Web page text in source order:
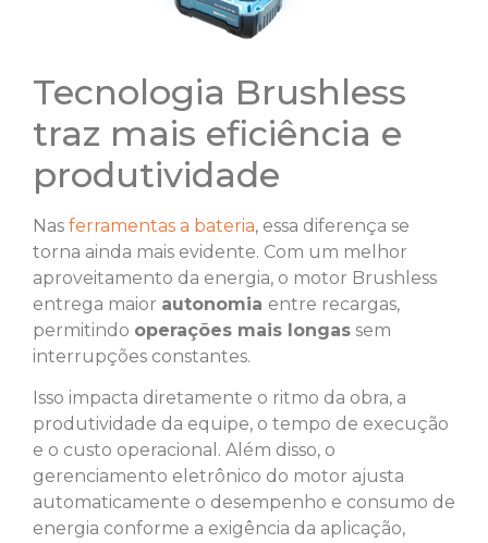
Tecnologia Brushless
traz mais eficiência e
produtividade
Nas ferramentas a bateria, essa diferença se
torna ainda mais evidente. Com um melhor
aproveitamento da energia, o motor Brushless
entrega maior autonomia entre recargas,
permitindo operações mais longas sem
interrupções constantes.
Isso impacta diretamente o ritmo da obra, a
produtividade da equipe, o tempo de execução
e o custo operacional. Além disso, o
gerenciamento eletrônico do motor ajusta
automaticamente o desempenho e consumo de
energia conforme a exigência da aplicação,